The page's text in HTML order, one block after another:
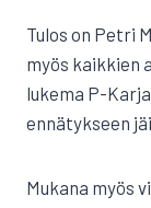
Tulos on Petri
myös kaikkien
lukema P-
ennätykseen
Mukana myös